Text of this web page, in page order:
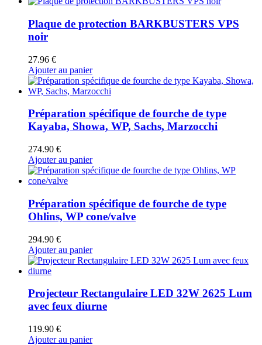
Plaque de protection BARKBUSTERS VPS
noir
27.96 €
Ajouter au panier
Préparation spécifique de fourche de type
Kayaba, Showa, WP, Sachs, Marzocchi
274.90 €
Ajouter au panier
Préparation spécifique de fourche de type
Ohlins, WP cone/valve
294.90 €
Ajouter au panier
Projecteur Rectangulaire LED 32W 2625 Lum
avec feux diurne
119.90 €
Ajouter au panier